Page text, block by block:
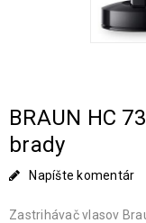
BRAUN HC
brady
Napíšte komentár
Zastrihávač vlasov